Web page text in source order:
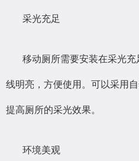
采光充足
移动厕所需要安装在采光
线明亮，方便使用。可以采用
提高厕所的采光效果。
环境美观